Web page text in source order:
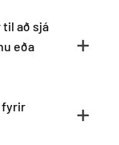
til að sjá
eða
fyrir